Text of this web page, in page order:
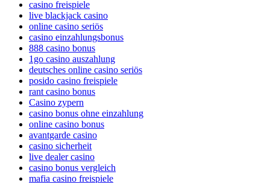
casino freispiele
live blackjack casino
online casino seriös
casino einzahlungsbonus
888 casino bonus
1go casino auszahlung
deutsches online casino seriös
posido casino freispiele
rant casino bonus
Casino zypern
casino bonus ohne einzahlung
online casino bonus
avantgarde casino
casino sicherheit
live dealer casino
casino bonus vergleich
mafia casino freispiele